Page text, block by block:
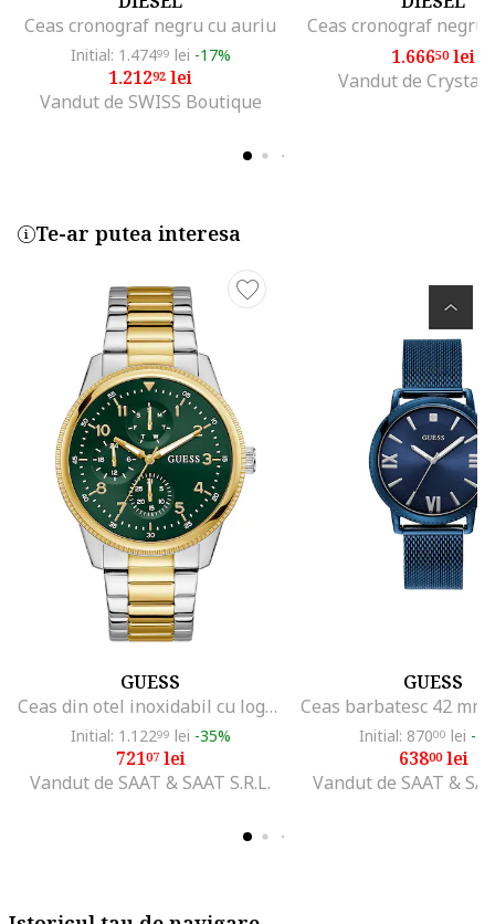
Ceas cronograf negru cu auriu
Initial: 1.47499 lei -17%
1.21292 lei
Vandut de SWISS Boutique
Ceas cronograf negru
1.66650lei
Vandut de
Te-ar putea interesa
GUESS
Ceas din otel inoxidabil cu logo pe cadran, Argintiu/Auriu
Initial: 1.12299 lei -35%
72107lei
Vandut de SAAT & SAAT S.R.L.
GUESS
Initial: 87000 lei -
63800lei
Vandut de SAAT &